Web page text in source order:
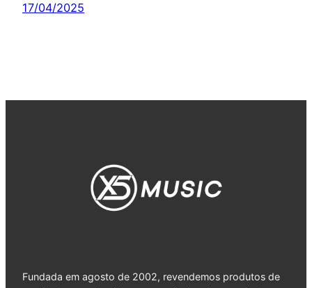
17/04/2025
Fundada em agosto de 2002, revendemos produtos de